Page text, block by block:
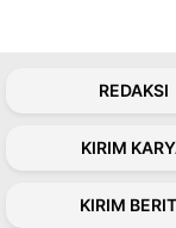
REDAKSI
KIRIM
KIRIM